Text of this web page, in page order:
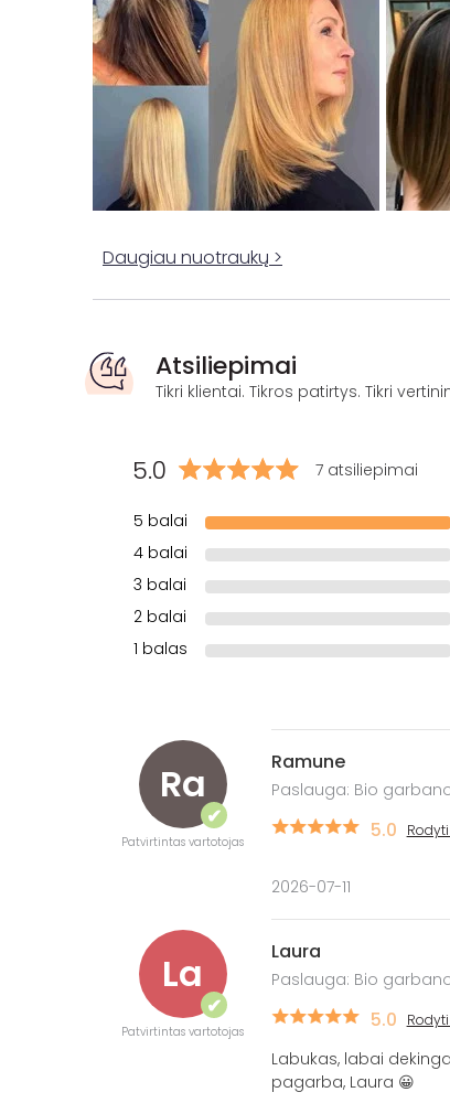
Daugiau nuotraukų >
Atsiliepimai
Tikri klientai. Tikros patirtys. Tikri
5.0 7 atsiliepimai
5 balai
4 balai
3 balai
2 balai
1 balas
Ra
✔
Patvirtintas vartotojas
Ramune
Paslauga: Bio
5.0
2026-07-11
La
✔
Patvirtintas vartotojas
Laura
Paslauga: Bio
5.0
Labukas, labai
pagarba, Laura 😀